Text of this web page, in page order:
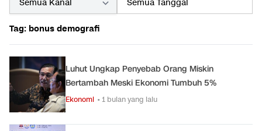
Tag: bonus demografi
Luhut Ungkap Penyebab Orang Miskin
Bertambah Meski Ekonomi Tumbuh 5%
Ekonomi • 1 bulan yang lalu